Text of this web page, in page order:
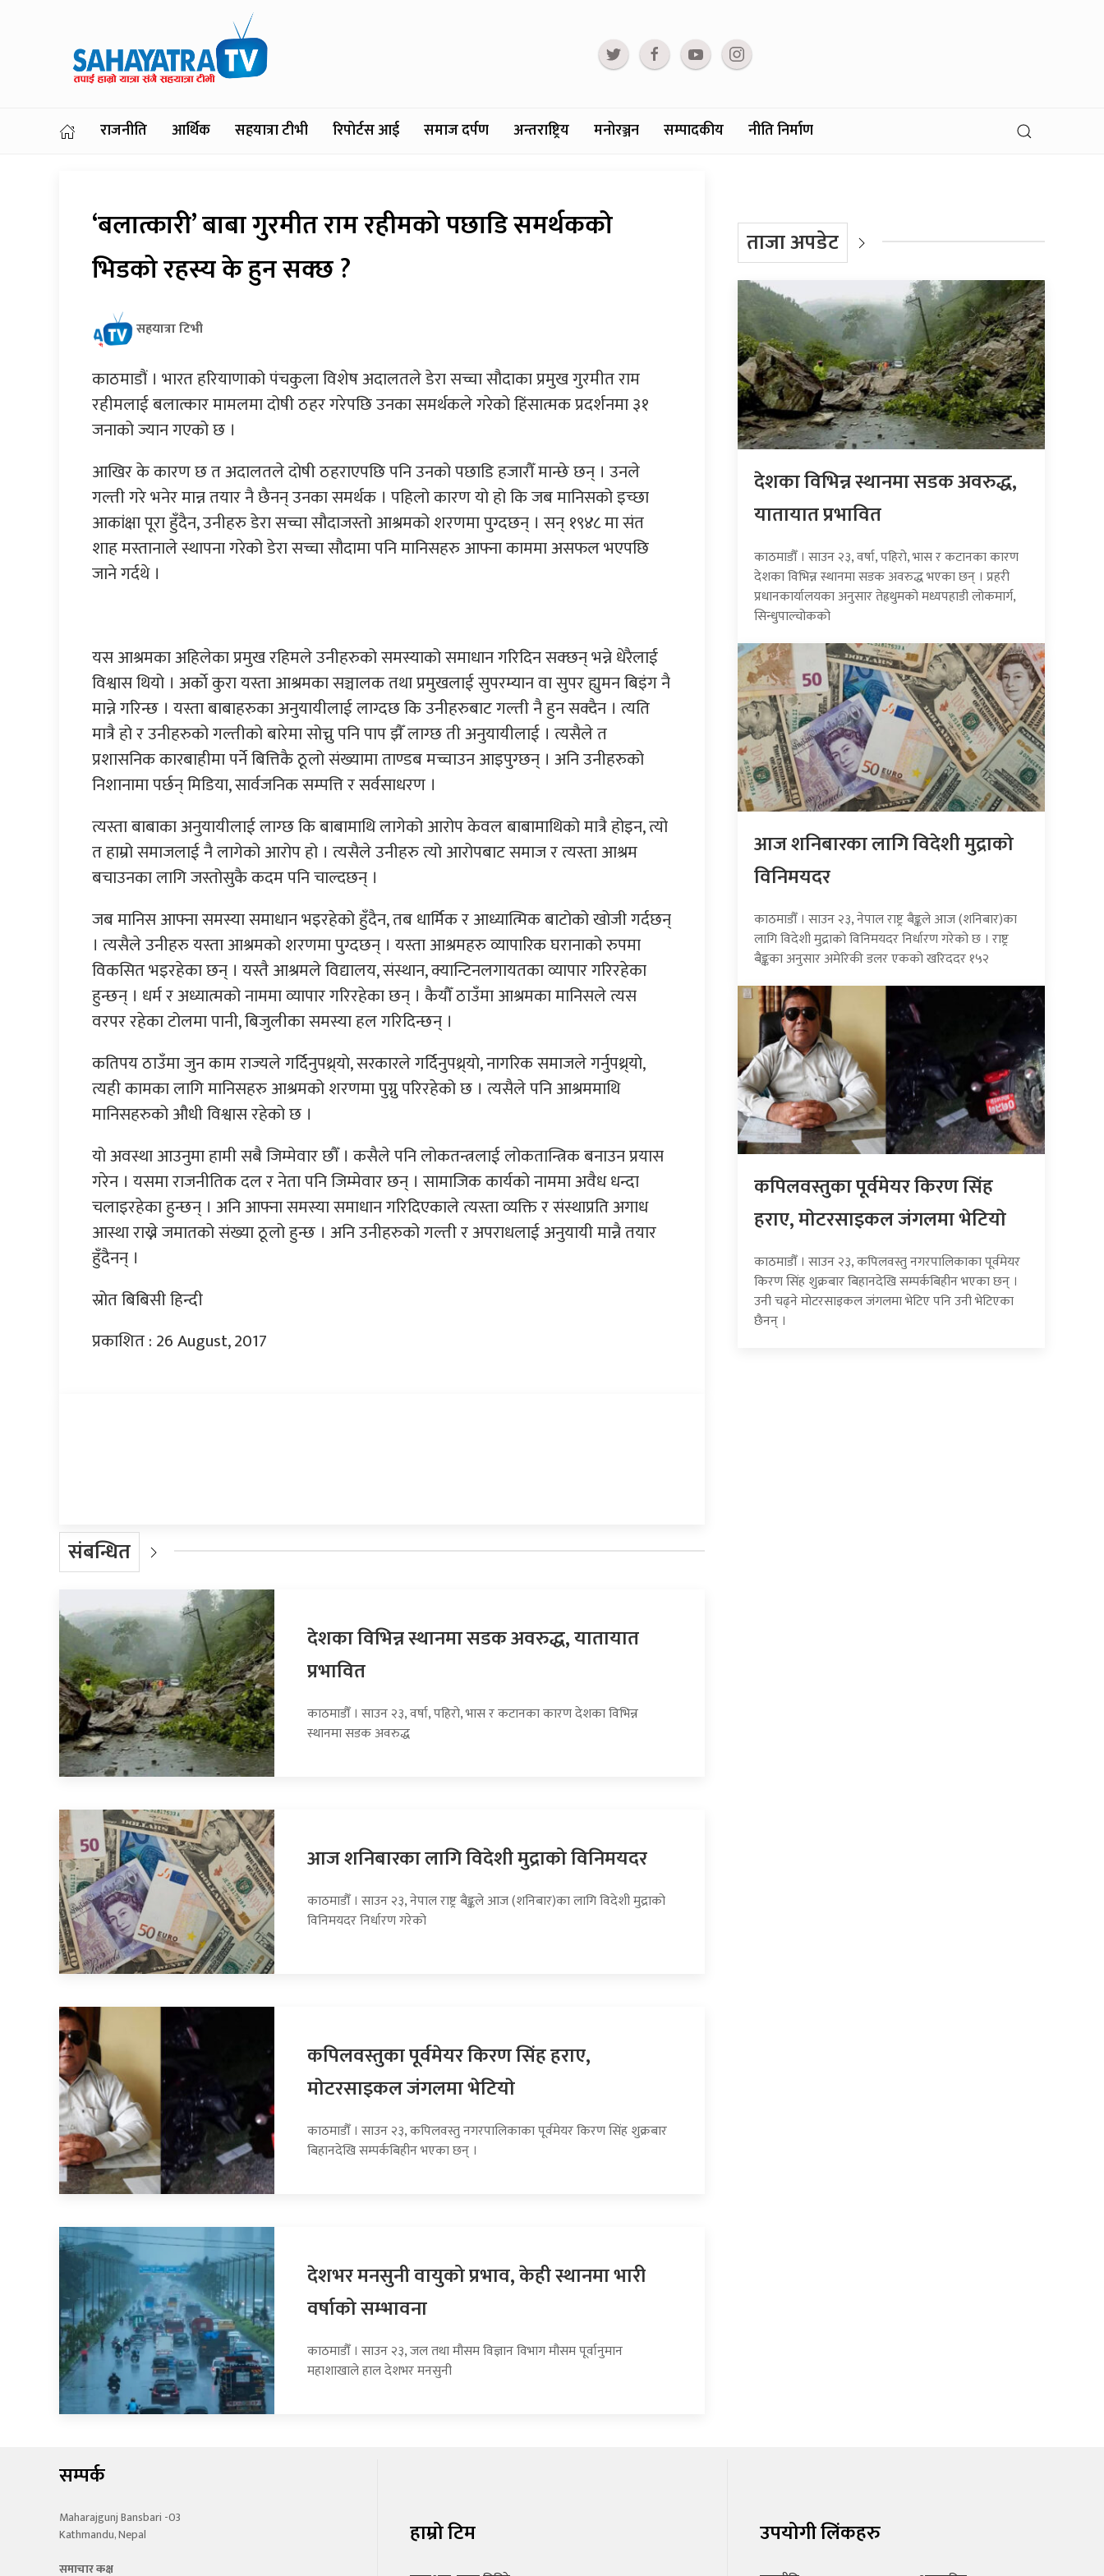
राजनीति आर्थिक सहयात्रा टीभी रिपोर्टस आई समाज दर्पण अन्तराष्ट्रिय मनोरञ्जन सम्पादकीय नीति निर्माण
‘बलात्कारी’ बाबा गुरमीत राम रहीमको पछाडि समर्थकको
भिडको रहस्य के हुन सक्छ ?
सहयात्रा टिभी
काठमाडौं । भारत हरियाणाको पंचकुला विशेष अदालतले डेरा सच्चा सौदाका प्रमुख गुरमीत राम
रहीमलाई बलात्कार मामलमा दोषी ठहर गरेपछि उनका समर्थकले गरेको हिंसात्मक प्रदर्शनमा ३१
जनाको ज्यान गएको छ ।
आखिर के कारण छ त अदालतले दोषी ठहराएपछि पनि उनको पछाडि हजारौँ मान्छे छन् । उनले
गल्ती गरे भनेर मान्न तयार नै छैनन् उनका समर्थक । पहिलो कारण यो हो कि जब मानिसको इच्छा
आकांक्षा पूरा हुँदैन, उनीहरु डेरा सच्चा सौदाजस्तो आश्रमको शरणमा पुग्दछन् । सन् १९४८ मा संत
शाह मस्तानाले स्थापना गरेको डेरा सच्चा सौदामा पनि मानिसहरु आफ्ना काममा असफल भएपछि
जाने गर्दथे ।
यस आश्रमका अहिलेका प्रमुख रहिमले उनीहरुको समस्याको समाधान गरिदिन सक्छन् भन्ने धेरैलाई
विश्वास थियो । अर्काे कुरा यस्ता आश्रमका सञ्चालक तथा प्रमुखलाई सुपरम्यान वा सुपर ह्युमन बिइंग नै
मान्ने गरिन्छ । यस्ता बाबाहरुका अनुयायीलाई लाग्दछ कि उनीहरुबाट गल्ती नै हुन सक्दैन । त्यति
मात्रै हो र उनीहरुको गल्तीको बारेमा सोच्नु पनि पाप झैँ लाग्छ ती अनुयायीलाई । त्यसैले त
प्रशासनिक कारबाहीमा पर्ने बित्तिकै ठूलो संख्यामा ताण्डब मच्चाउन आइपुग्छन् । अनि उनीहरुको
निशानामा पर्छन् मिडिया, सार्वजनिक सम्पत्ति र सर्वसाधरण ।
त्यस्ता बाबाका अनुयायीलाई लाग्छ कि बाबामाथि लागेको आरोप केवल बाबामाथिको मात्रै होइन, त्यो
त हाम्रो समाजलाई नै लागेको आरोप हो । त्यसैले उनीहरु त्यो आरोपबाट समाज र त्यस्ता आश्रम
बचाउनका लागि जस्तोसुकै कदम पनि चाल्दछन् ।
जब मानिस आफ्ना समस्या समाधान भइरहेको हुँदैन, तब धार्मिक र आध्यात्मिक बाटोको खोजी गर्दछन्
। त्यसैले उनीहरु यस्ता आश्रमको शरणमा पुग्दछन् । यस्ता आश्रमहरु व्यापारिक घरानाको रुपमा
विकसित भइरहेका छन् । यस्तै आश्रमले विद्यालय, संस्थान, क्यान्टिनलगायतका व्यापार गरिरहेका
हुन्छन् । धर्म र अध्यात्मको नाममा व्यापार गरिरहेका छन् । कैयौँ ठाउँमा आश्रमका मानिसले त्यस
वरपर रहेका टोलमा पानी, बिजुलीका समस्या हल गरिदिन्छन् ।
कतिपय ठाउँमा जुन काम राज्यले गर्दिनुपथ्र्याे, सरकारले गर्दिनुपथ्र्याे, नागरिक समाजले गर्नुपथ्र्याे,
त्यही कामका लागि मानिसहरु आश्रमको शरणमा पुग्नु परिरहेको छ । त्यसैले पनि आश्रममाथि
मानिसहरुको औधी विश्वास रहेको छ ।
यो अवस्था आउनुमा हामी सबै जिम्मेवार छौँ । कसैले पनि लोकतन्त्रलाई लोकतान्त्रिक बनाउन प्रयास
गरेन । यसमा राजनीतिक दल र नेता पनि जिम्मेवार छन् । सामाजिक कार्यको नाममा अवैध धन्दा
चलाइरहेका हुन्छन् । अनि आफ्ना समस्या समाधान गरिदिएकाले त्यस्ता व्यक्ति र संस्थाप्रति अगाध
आस्था राख्ने जमातको संख्या ठूलो हुन्छ । अनि उनीहरुको गल्ती र अपराधलाई अनुयायी मान्नै तयार
हुँदैनन् ।
स्रोत बिबिसी हिन्दी
प्रकाशित : 26 August, 2017
संबन्धित
देशका विभिन्न स्थानमा सडक अवरुद्ध, यातायात
प्रभावित
काठमाडौँ । साउन २३, वर्षा, पहिरो, भास र कटानका कारण देशका विभिन्न
स्थानमा सडक अवरुद्ध
आज शनिबारका लागि विदेशी मुद्राको विनिमयदर
काठमाडौँ । साउन २३, नेपाल राष्ट्र बैङ्कले आज (शनिबार)का लागि विदेशी मुद्राको
विनिमयदर निर्धारण गरेको
कपिलवस्तुका पूर्वमेयर किरण सिंह हराए,
माेटरसाइकल जंगलमा भेटियाे
काठमाडौँ । साउन २३, कपिलवस्तु नगरपालिकाका पूर्वमेयर किरण सिंह शुक्रबार
बिहानदेखि सम्पर्कबिहीन भएका छन् ।
देशभर मनसुनी वायुको प्रभाव, केही स्थानमा भारी
वर्षाको सम्भावना
काठमाडौँ । साउन २३, जल तथा मौसम विज्ञान विभाग मौसम पूर्वानुमान
महाशाखाले हाल देशभर मनसुनी
ताजा अपडेट
देशका विभिन्न स्थानमा सडक अवरुद्ध,
यातायात प्रभावित
काठमाडौँ । साउन २३, वर्षा, पहिरो, भास र कटानका कारण
देशका विभिन्न स्थानमा सडक अवरुद्ध भएका छन् । प्रहरी
प्रधानकार्यालयका अनुसार तेह्रथुमको मध्यपहाडी लोकमार्ग,
सिन्धुपाल्चोकको
आज शनिबारका लागि विदेशी मुद्राको
विनिमयदर
काठमाडौँ । साउन २३, नेपाल राष्ट्र बैङ्कले आज (शनिबार)का
लागि विदेशी मुद्राको विनिमयदर निर्धारण गरेको छ । राष्ट्र
बैङ्कका अनुसार अमेरिकी डलर एकको खरिददर १५२
कपिलवस्तुका पूर्वमेयर किरण सिंह
हराए, माेटरसाइकल जंगलमा भेटियाे
काठमाडौँ । साउन २३, कपिलवस्तु नगरपालिकाका पूर्वमेयर
किरण सिंह शुक्रबार बिहानदेखि सम्पर्कबिहीन भएका छन् ।
उनी चढ्ने मोटरसाइकल जंगलमा भेटिए पनि उनी भेटिएका
छैनन् ।
सम्पर्क
Maharajgunj Bansbari -03
Kathmandu, Nepal
समाचार कक्ष
हाम्रो टिम उपयोगी लिंकहरु